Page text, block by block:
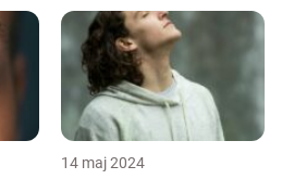
14 maj 2024